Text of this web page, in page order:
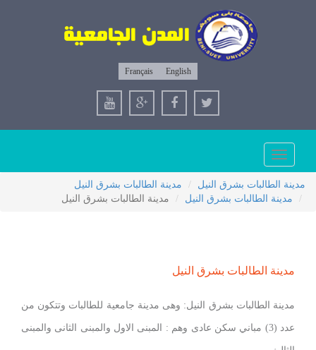
English
Français
Toggle
navigation
مدينة الطالبات بشرق النيل
مدينة الطالبات بشرق النيل
مدينة الطالبات بشرق النيل
مدينة الطالبات بشرق النيل
مدينة الطالبات بشرق النيل
مدينة الطالبات بشرق النيل: وهى مدينة جامعية للطالبات وتتكون من
عدد (3) مباني سكن عادى وهم : المبنى الاول والمبنى الثانى والمبنى